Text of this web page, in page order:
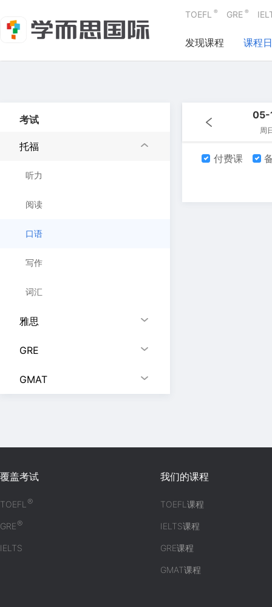
TOEFL ® GRE ®
发现课程 课程
考试
托福
听力
阅读
口语
写作
词汇
雅思
GRE
GMAT
05-
周
付费课
覆盖考试
TOEFL®
GRE®
IELTS
我们的课程
TOEFL课程
IELTS课程
GRE课程
GMAT课程